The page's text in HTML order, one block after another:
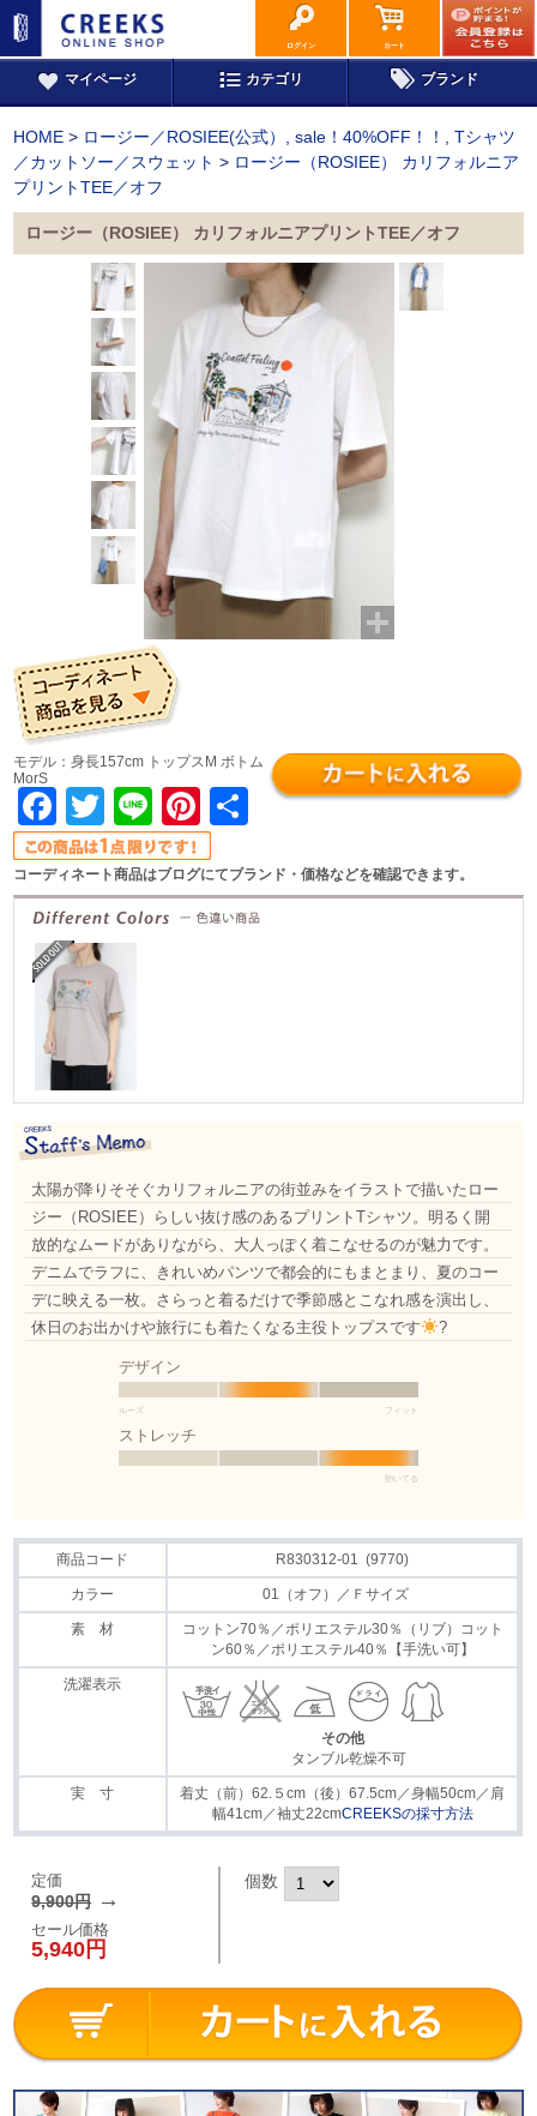
ログイン カート
マイページ カテゴリ ブランド
HOME > ロージー／ROSIEE(公式） ,sale！40%OFF！！ ,Tシャツ
／カットソー／スウェット > ロージー（ROSIEE） カリフォルニア
プリントTEE／オフ
ロージー（ROSIEE） カリフォルニアプリントTEE／オフ
モデル：身長157cm トップスM ボトム
MorS
Facebook
Twitter
LinePinterest
共
コーディネート商品はブログにてブランド・価格などを確認できます。
太陽が降りそそぐカリフォルニアの街並みをイラストで描いたロー
ジー（ROSIEE）らしい抜け感のあるプリントTシャツ。明るく開
放的なムードがありながら、大人っぽく着こなせるのが魅力です。
デニムでラフに、きれいめパンツで都会的にもまとまり、夏のコー
デに映える一枚。さらっと着るだけで季節感とこなれ感を演出し、
休日のお出かけや旅行にも着たくなる主役トップスです
?
デザイン
ルーズ フィット
ストレッチ
効いてる
商品コード R830312-01 (9770)
カラー 01（オフ）／Ｆサイズ
素 材
コットン70％／ポリエステル30％（リブ）コット
ン60％／ポリエステル40％【手洗い可】
洗濯表示
その他
タンブル乾燥不可
実 寸
着丈（前）62.５cm（後）67.5cm／身幅50cm／肩
幅41cm／袖丈22cmCREEKSの採寸方法
定価
9,900円→
セール価格
5,940円
個数